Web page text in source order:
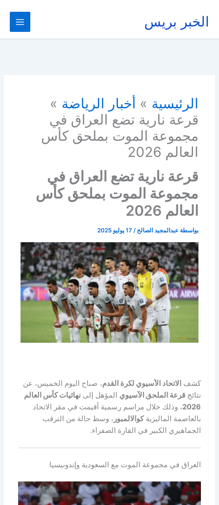
المحتوى
الخبر بريس
الرئيسية
أخبار الرياضة
قرعة نارية تضع العراق في
مجموعة الموت بملحق كأس
العالم 2026
قرعة نارية تضع العراق في
مجموعة الموت بملحق كأس
العالم 2026
بواسطة عبدالمجيد الصالح/17 يوليو 2025
كشف الاتحاد الآسيوي لكرة القدم، صباح اليوم الخميس، عن
نتائجقرعة الملحق الآسيوي المؤهل إلىنهائيات كأس العالم
2026، وذلك خلال مراسم رسمية أقيمت في مقر الاتحاد
بالعاصمة الماليزيةكوالالمبور ، وسط حالة من الترقب
الجماهيري الكبير في القارة الصفراء.
العراق في مجموعة الموت مع السعودية وإندونيسيا